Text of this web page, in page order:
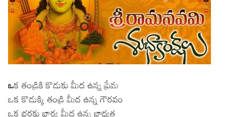
ఒక తండ్రికి కొడుకు మీద ఉన్న ప్రేమ
ఒక కొడుక్కి తండ్రి మీద ఉన్న గౌరవం
ఒక భర్తకు భార్య మీద ఉన్న బాధ్యత